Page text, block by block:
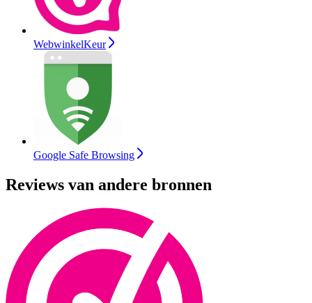
WebwinkelKeur
Google Safe Browsing
Reviews van andere bronnen